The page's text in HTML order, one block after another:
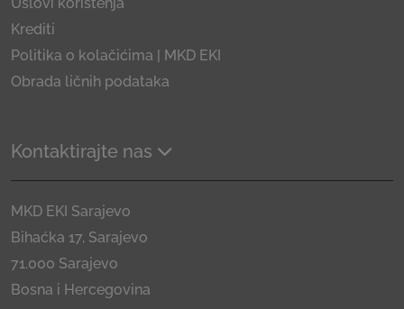
Uslovi korištenja
Krediti
Politika o kolačićima | MKD EKI
Obrada ličnih podataka
Kontaktirajte nas
MKD EKI Sarajevo
Bihaćka 17, Sarajevo
71.000 Sarajevo
Bosna i Hercegovina